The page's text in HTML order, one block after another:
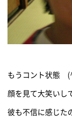
もうコント状態
顔を見て大笑いし
彼も不信に感じた